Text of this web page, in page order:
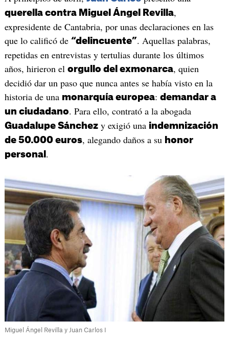
querella contra Miguel Ángel Revilla,
expresidente de Cantabria, por unas declaraciones en las
que lo calificó de “delincuente”. Aquellas palabras,
repetidas en entrevistas y tertulias durante los últimos
años, hirieron el orgullo del exmonarca, quien
decidió dar un paso que nunca antes se había visto en la
historia de una monarquía europea: demandar a
un ciudadano. Para ello, contrató a la abogada
Guadalupe Sánchezy exigió una indemnización
de 50.000 euros, alegando daños a su honor
personal .
Miguel Ángel Revilla y Juan Carlos I